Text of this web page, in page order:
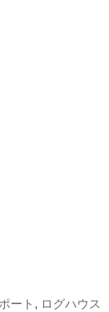
ート , ログハウス